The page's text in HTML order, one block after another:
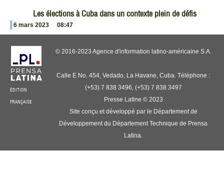
Les élections à Cuba dans un contexte plein de défis
6 mars 2023 08:47
ÉDITION
FRANÇAISE
© 2016-2023 Agence d'information latino-américaine S.A.
Calle E No. 454, Vedado, La Havane, Cuba. Téléphone :
(+53) 7 838 3496, (+53) 7 838 3497
Presse Latine © 2023
Site conçu et développé par le Département de
Développement du Département Technique de Prensa
Latina.